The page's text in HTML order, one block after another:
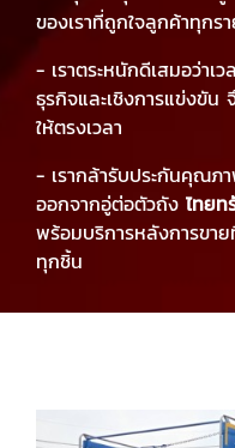
ของเราที่ถูกใจลูกค้าทุกร
- เราตระหนักดีเสมอว่าเ
ธุรกิจและเชิงการแข่งขั
ให้ตรงเวลา
- เรากล้ารับประกันคุณภ
ออกจากอู่ต่อตัวถัง ไทยท
พร้อมบริการหลังการขาย
ทุกชิ้น